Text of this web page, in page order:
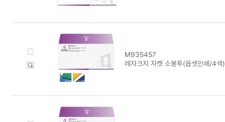
M935457
레자크지 자켓 소봉투(옵셋인쇄/4